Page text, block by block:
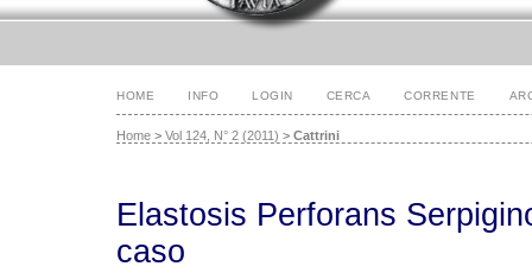
HOME INFO LOGIN CERCA CORRENTE
Home > Vol 124, N° 2 (2011) > Cattrini
Elastosis Perforans
caso